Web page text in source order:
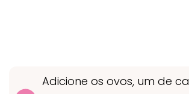
Adicione os ovos, um de